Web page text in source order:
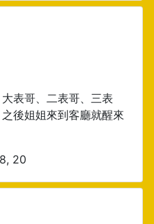
表哥、二表哥、三表
後姐姐來到客廳就醒來
20